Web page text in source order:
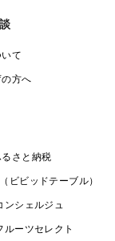
て
方へ
さと納税
ビビッドテーブル）
ンシェルジュ
ルーツセレクト